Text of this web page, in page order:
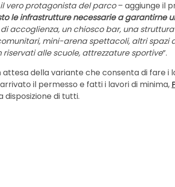
vero protagonista del parco– aggiunge il
le infrastrutture necessarie a garantirne
accoglienza, un chiosco bar, una
mini-arena spettacoli, altri spazi
alle scuole, attrezzature sportive”.
attesa della variante che consenta di fare i
il permesso e fatti i lavori di minima,
di tutti.